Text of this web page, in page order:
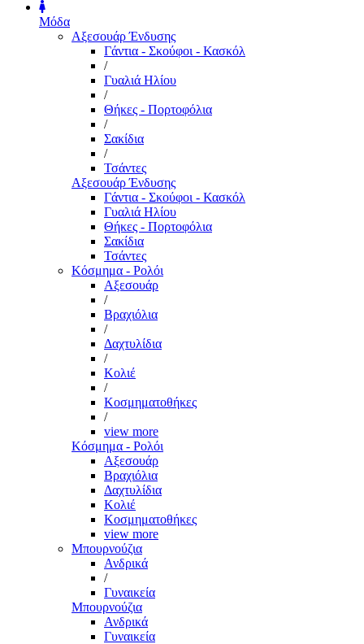
Μόδα
Αξεσουάρ Ένδυσης
Γάντια - Σκούφοι - Κασκόλ
/
Γυαλιά Ηλίου
/
Θήκες - Πορτοφόλια
/
Σακίδια
/
Τσάντες
Αξεσουάρ Ένδυσης
Γάντια - Σκούφοι - Κασκόλ
Γυαλιά Ηλίου
Θήκες - Πορτοφόλια
Σακίδια
Τσάντες
Κόσμημα - Ρολόι
Αξεσουάρ
/
Βραχιόλια
/
Δαχτυλίδια
/
Κολιέ
/
Κοσμηματοθήκες
/
view more
Κόσμημα - Ρολόι
Αξεσουάρ
Βραχιόλια
Δαχτυλίδια
Κολιέ
Κοσμηματοθήκες
view more
Μπουρνούζια
Ανδρικά
/
Γυναικεία
Μπουρνούζια
Ανδρικά
Γυναικεία